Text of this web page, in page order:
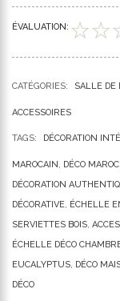
ÉVALUATION:
CATÉGORIES: SALLE DE
ACCESSOIRES
TAGS: DÉCORATION
MAROCAIN DÉCO MAROC
DÉCORATION
DÉCORATIVE
ÉCHELLE
SERVIETTES BOIS
ÉCHELLE DÉCO
EUCALYPTUS
DÉCO
DÉCO